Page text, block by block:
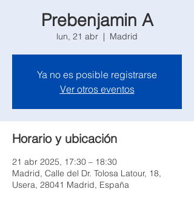
Prebenjamin A
lun, 21 abr
  |
Madrid
Ya no es posible registrarse
Ver otros eventos
Horario y ubicación
21 abr 2025, 17:30 – 18:30
Madrid, Calle del Dr. Tolosa Latour, 18,
Usera, 28041 Madrid, España